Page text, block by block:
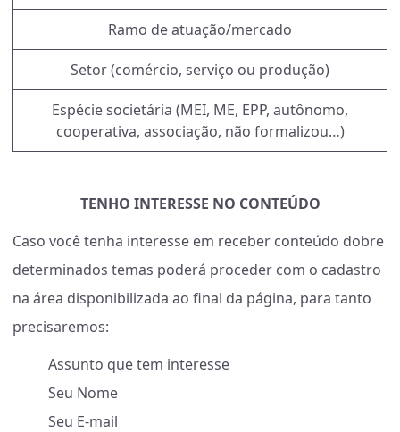
Ramo de atuação/mercado
Setor (comércio, serviço ou produção)
Espécie societária (MEI, ME, EPP, autônomo,
cooperativa, associação, não formalizou…)
TENHO INTERESSE NO CONTEÚDO
Caso você tenha interesse em receber conteúdo dobre
determinados temas poderá proceder com o cadastro
na área disponibilizada ao final da página, para tanto
precisaremos:
Assunto que tem interesse
Seu Nome
Seu E-mail